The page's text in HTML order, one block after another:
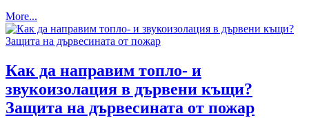
More...
Как да направим топло- и
звукоизолация в дървени къщи?
Защита на дървесината от пожар